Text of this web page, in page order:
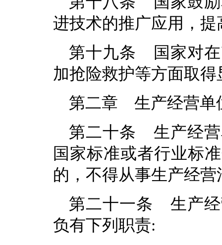
进技术的推广应用，
第十九条 国家对在
加抢险救护等方面取
第二章 生产经营单
第二十条 生产经营
国家标准或者行业标
的，不得从事生产经营
第二十一条 生产经
负有下列职责: